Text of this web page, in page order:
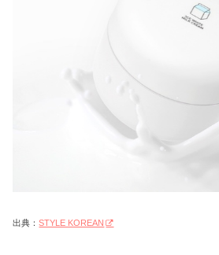
出典：STYLE KOREAN